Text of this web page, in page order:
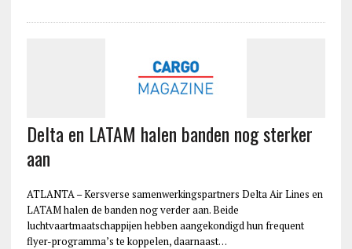
Delta en LATAM halen banden nog sterker
aan
ATLANTA – Kersverse samenwerkingspartners Delta Air Lines en
LATAM halen de banden nog verder aan. Beide
luchtvaartmaatschappijen hebben aangekondigd hun frequent
flyer-programma’s te koppelen, daarnaast…